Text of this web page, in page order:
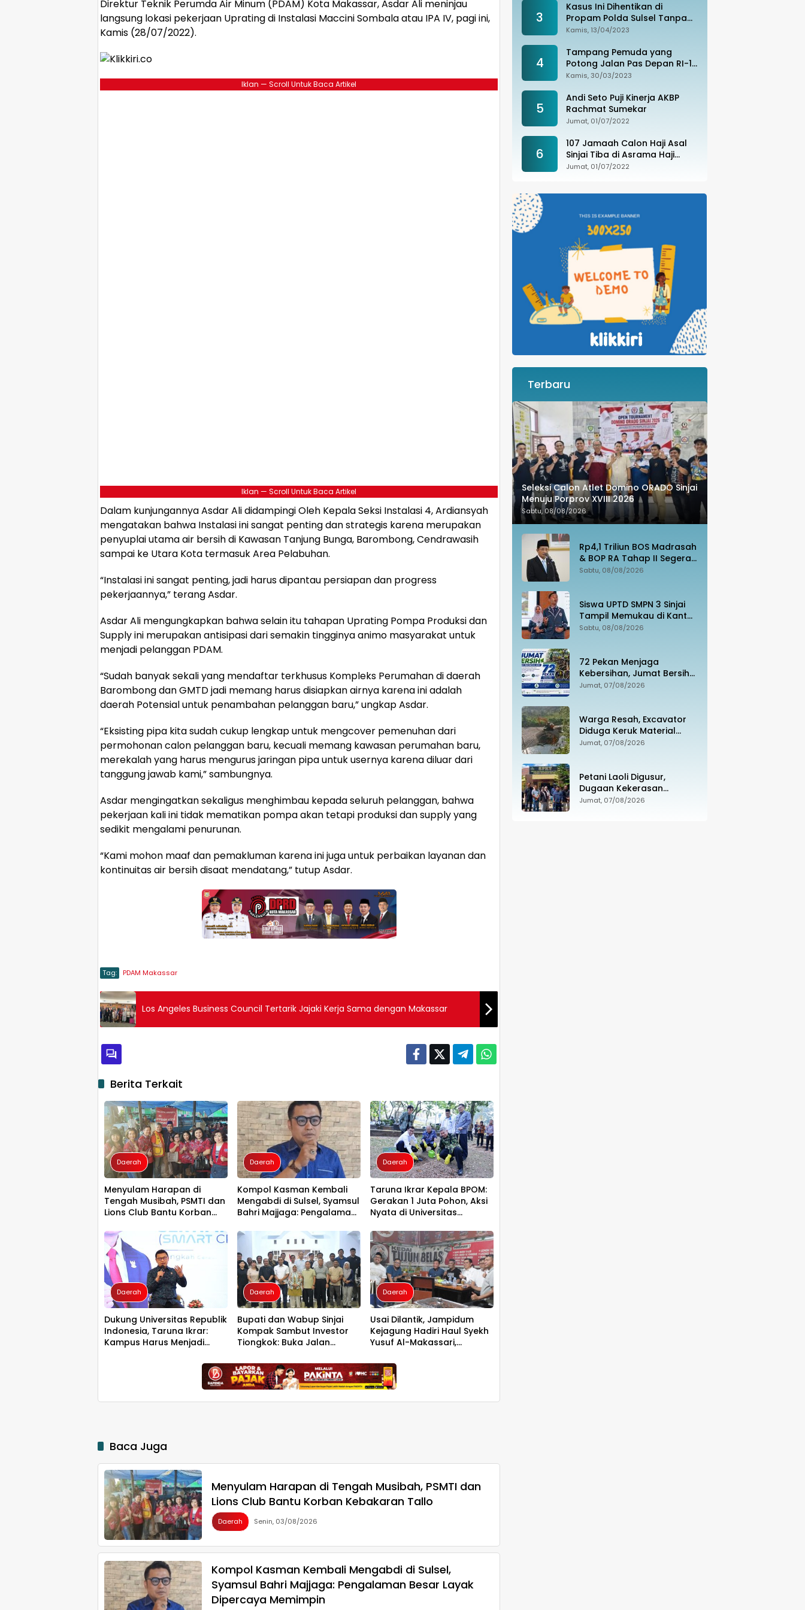
Direktur Teknik Perumda Air Minum (PDAM) Kota Makassar, Asdar Ali meninjau
langsung lokasi pekerjaan Uprating di Instalasi Maccini Sombala atau IPA IV, pagi ini,
Kamis (28/07/2022).
Iklan — Scroll Untuk Baca Artikel
Iklan — Scroll Untuk Baca Artikel
Dalam kunjungannya Asdar Ali didampingi Oleh Kepala Seksi Instalasi 4, Ardiansyah
mengatakan bahwa Instalasi ini sangat penting dan strategis karena merupakan
penyuplai utama air bersih di Kawasan Tanjung Bunga, Barombong, Cendrawasih
sampai ke Utara Kota termasuk Area Pelabuhan.
“Instalasi ini sangat penting, jadi harus dipantau persiapan dan progress
pekerjaannya,” terang Asdar.
Asdar Ali mengungkapkan bahwa selain itu tahapan Uprating Pompa Produksi dan
Supply ini merupakan antisipasi dari semakin tingginya animo masyarakat untuk
menjadi pelanggan PDAM.
“Sudah banyak sekali yang mendaftar terkhusus Kompleks Perumahan di daerah
Barombong dan GMTD jadi memang harus disiapkan airnya karena ini adalah
daerah Potensial untuk penambahan pelanggan baru,” ungkap Asdar.
“Eksisting pipa kita sudah cukup lengkap untuk mengcover pemenuhan dari
permohonan calon pelanggan baru, kecuali memang kawasan perumahan baru,
merekalah yang harus mengurus jaringan pipa untuk usernya karena diluar dari
tanggung jawab kami,” sambungnya.
Asdar mengingatkan sekaligus menghimbau kepada seluruh pelanggan, bahwa
pekerjaan kali ini tidak mematikan pompa akan tetapi produksi dan supply yang
sedikit mengalami penurunan.
“Kami mohon maaf dan pemakluman karena ini juga untuk perbaikan layanan dan
kontinuitas air bersih disaat mendatang,” tutup Asdar.
Tag: PDAM Makassar
Los Angeles Business Council Tertarik Jajaki Kerja Sama dengan Makassar
Berita Terkait
Daerah
Menyulam Harapan di
Tengah Musibah, PSMTI dan
Lions Club Bantu Korban
Daerah
Kompol Kasman Kembali
Mengabdi di Sulsel, Syamsul
Bahri Majjaga: Pengalaman
Memimpin
Daerah
Taruna Ikrar Kepala BPOM:
Gerakan 1 Juta Pohon, Aksi
Nyata di Universitas
Bumi
Daerah
Dukung Universitas Republik
Indonesia, Taruna Ikrar:
Kampus Harus Menjadi
Wujudkan Indonesia Emas
Daerah
Bupati dan Wabup Sinjai
Kompak Sambut Investor
Tiongkok: Buka Jalan
Daerah
Usai Dilantik, Jampidum
Kejagung Hadiri Haul Syekh
Yusuf Al-Makassari,
di Makassar
Baca Juga
Menyulam Harapan di Tengah Musibah, PSMTI dan
Lions Club Bantu Korban Kebakaran Tallo
Daerah Senin, 03/08/2026
Kompol Kasman Kembali Mengabdi di Sulsel,
Syamsul Bahri Majjaga: Pengalaman Besar Layak
Dipercaya Memimpin
3
Kasus Ini Dihentikan di
Propam Polda Sulsel Tanpa
Kejelasan, Ada Apa?
Kamis, 13/04/2023
4
Tampang Pemuda yang
Potong Jalan Pas Depan RI-1
di Makassar Ditangkap,
Kamis, 30/03/2023
5
Andi Seto Puji Kinerja AKBP
Rachmat Sumekar
Jumat, 01/07/2022
6
107 Jamaah Calon Haji Asal
Sinjai Tiba di Asrama Haji
Sudiang
Jumat, 01/07/2022
Terbaru
Seleksi Calon Atlet Domino ORADO Sinjai
Menuju Porprov XVIII 2026
Sabtu, 08/08/2026
Rp4,1 Triliun BOS Madrasah
& BOP RA Tahap II Segera
Cair, Cek Jadwal
Sabtu, 08/08/2026
Siswa UPTD SMPN 3 Sinjai
Tampil Memukau di Kantor
Google Indonesia
Sabtu, 08/08/2026
72 Pekan Menjaga
Kebersihan, Jumat Bersih
Jadi Gerakan Nyata
Jumat, 07/08/2026
Warga Resah, Excavator
Diduga Keruk Material
Sungai Dekat Jembatan
Jumat, 07/08/2026
Petani Laoli Digusur,
Dugaan Kekerasan
Dilaporkan ke Polisi:
Jumat, 07/08/2026